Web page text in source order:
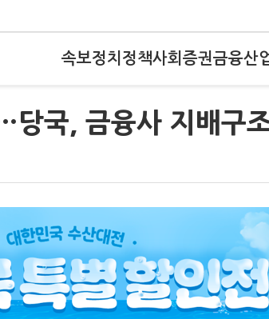
속보정치 정책사회 증권금융산
당국, 금융사 지배구